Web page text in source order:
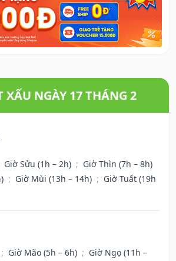
XẤU NGÀY 17 THÁNG 2
Giờ Sửu (1h – 2h) ; Giờ Thìn (7h – 8h)
; Giờ Mùi (13h – 14h) ; Giờ Tuất (19h
; Giờ Mão (5h – 6h) ; Giờ Ngọ (11h –